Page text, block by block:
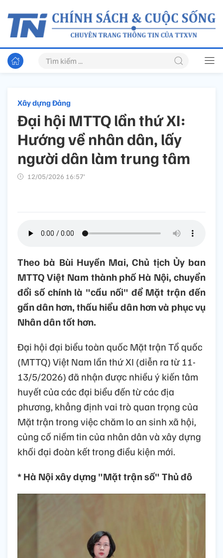
Xây dựng Đảng
Đại hội MTTQ lần thứ XI:
Hướng về nhân dân, lấy
người dân làm trung tâm
12/05/2026 16:57’
Theo bà Bùi Huyền Mai, Chủ tịch Ủy ban
MTTQ Việt Nam thành phố Hà Nội, chuyển
đổi số chính là "cầu nối" để Mặt trận đến
gần dân hơn, thấu hiểu dân hơn và phục vụ
Nhân dân tốt hơn.
Đại hội đại biểu toàn quốc Mặt trận Tổ quốc
(MTTQ) Việt Nam lần thứ XI (diễn ra từ 11-
13/5/2026) đã nhận được nhiều ý kiến tâm
huyết của các đại biểu đến từ các địa
phương, khẳng định vai trò quan trọng của
Mặt trận trong việc chăm lo an sinh xã hội,
củng cố niềm tin của nhân dân và xây dựng
khối đại đoàn kết trong điều kiện mới.
* Hà Nội xây dựng "Mặt trận số" Thủ đô